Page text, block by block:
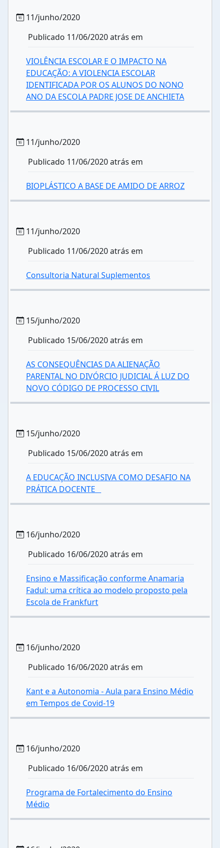
11/junho/2020
Publicado 11/06/2020 atrás em
VIOLÊNCIA ESCOLAR E O IMPACTO NA
EDUCAÇÃO: A VIOLENCIA ESCOLAR
IDENTIFICADA POR OS ALUNOS DO NONO
ANO DA ESCOLA PADRE JOSE DE ANCHIETA
11/junho/2020
Publicado 11/06/2020 atrás em
BIOPLÁSTICO A BASE DE AMIDO DE ARROZ
11/junho/2020
Publicado 11/06/2020 atrás em
Consultoria Natural Suplementos
15/junho/2020
Publicado 15/06/2020 atrás em
AS CONSEQUÊNCIAS DA ALIENAÇÃO
PARENTAL NO DIVÓRCIO JUDICIAL Á LUZ DO
NOVO CÓDIGO DE PROCESSO CIVIL
15/junho/2020
Publicado 15/06/2020 atrás em
A EDUCAÇÃO INCLUSIVA COMO DESAFIO NA
PRÁTICA DOCENTE
16/junho/2020
Publicado 16/06/2020 atrás em
Ensino e Massificação conforme Anamaria
Fadul: uma crítica ao modelo proposto pela
Escola de Frankfurt
16/junho/2020
Publicado 16/06/2020 atrás em
Kant e a Autonomia - Aula para Ensino Médio
em Tempos de Covid-19
16/junho/2020
Publicado 16/06/2020 atrás em
Programa de Fortalecimento do Ensino
Médio